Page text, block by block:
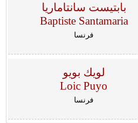
بابتيست سانتاماريا
Baptiste Santamaria
فرنسا
لويك بويو
Loic Puyo
فرنسا